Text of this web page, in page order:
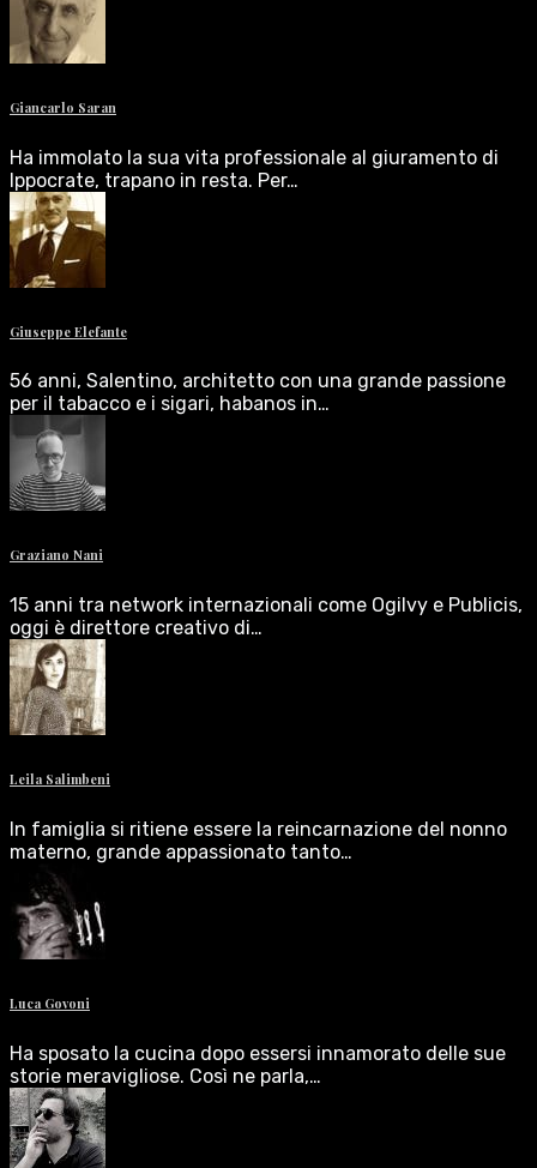
Giancarlo Saran
Ha immolato la sua vita professionale al giuramento di
Ippocrate, trapano in resta. Per…
Giuseppe Elefante
56 anni, Salentino, architetto con una grande passione
per il tabacco e i sigari, habanos in…
Graziano Nani
15 anni tra network internazionali come Ogilvy e Publicis,
oggi è direttore creativo di…
Leila Salimbeni
In famiglia si ritiene essere la reincarnazione del nonno
materno, grande appassionato tanto…
Luca Govoni
Ha sposato la cucina dopo essersi innamorato delle sue
storie meravigliose. Così ne parla,…